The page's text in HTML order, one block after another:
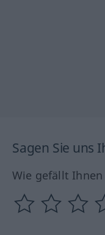
Sagen Sie uns
Wie gefällt